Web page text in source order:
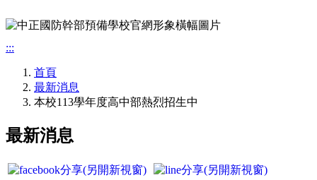
:::
首頁
最新消息
本校113學年度高中部熱烈招生中
最新消息